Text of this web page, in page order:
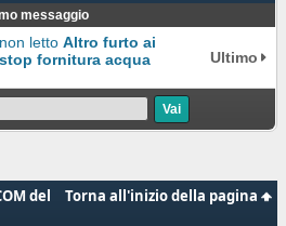
messaggio
Altro furto ai
fornitura acqua
Ultimo
Torna all'inizio della pagina
del